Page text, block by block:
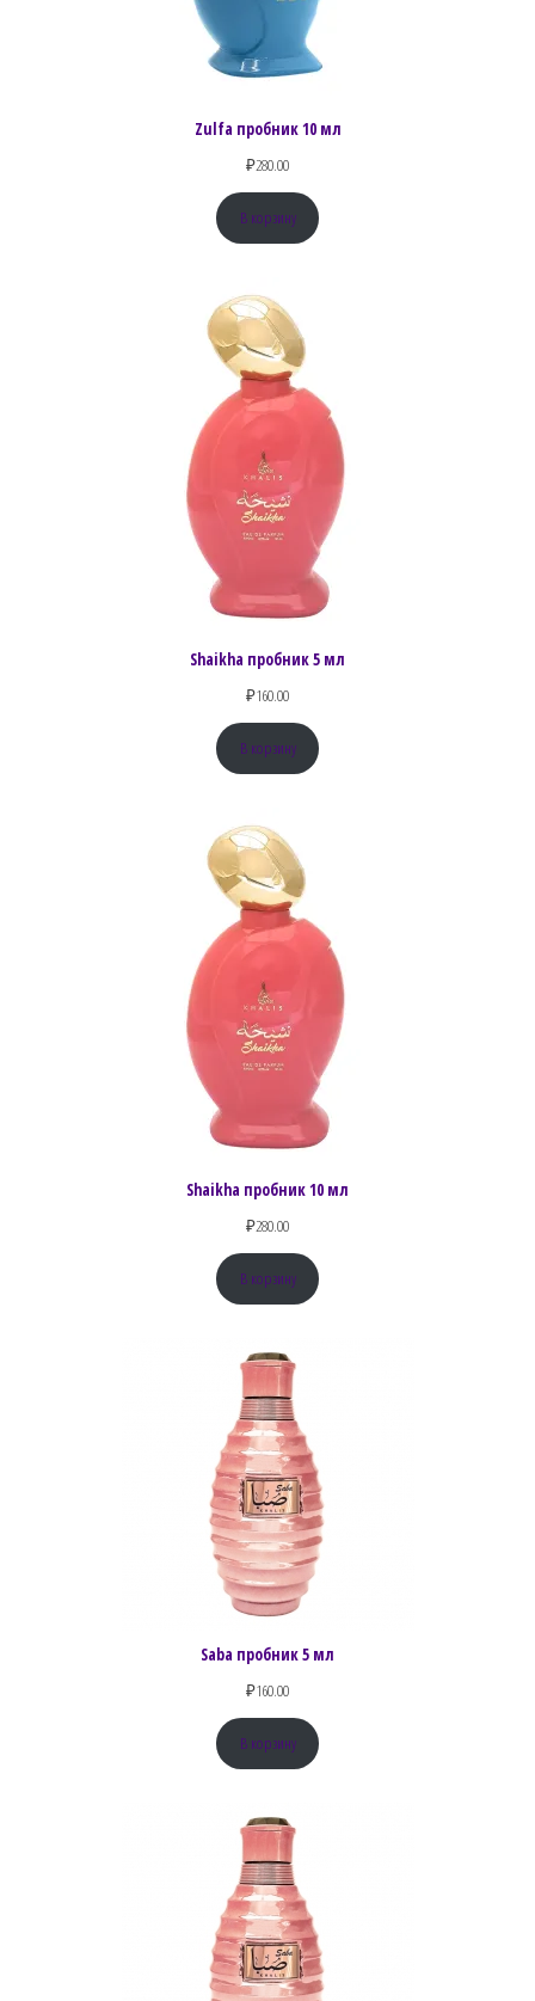
Zulfa пробник 10 мл
₽280.00
В корзину
Shaikha пробник 5 мл
₽160.00
В корзину
Shaikha пробник 10 мл
₽280.00
В корзину
Saba пробник 5 мл
₽160.00
В корзину